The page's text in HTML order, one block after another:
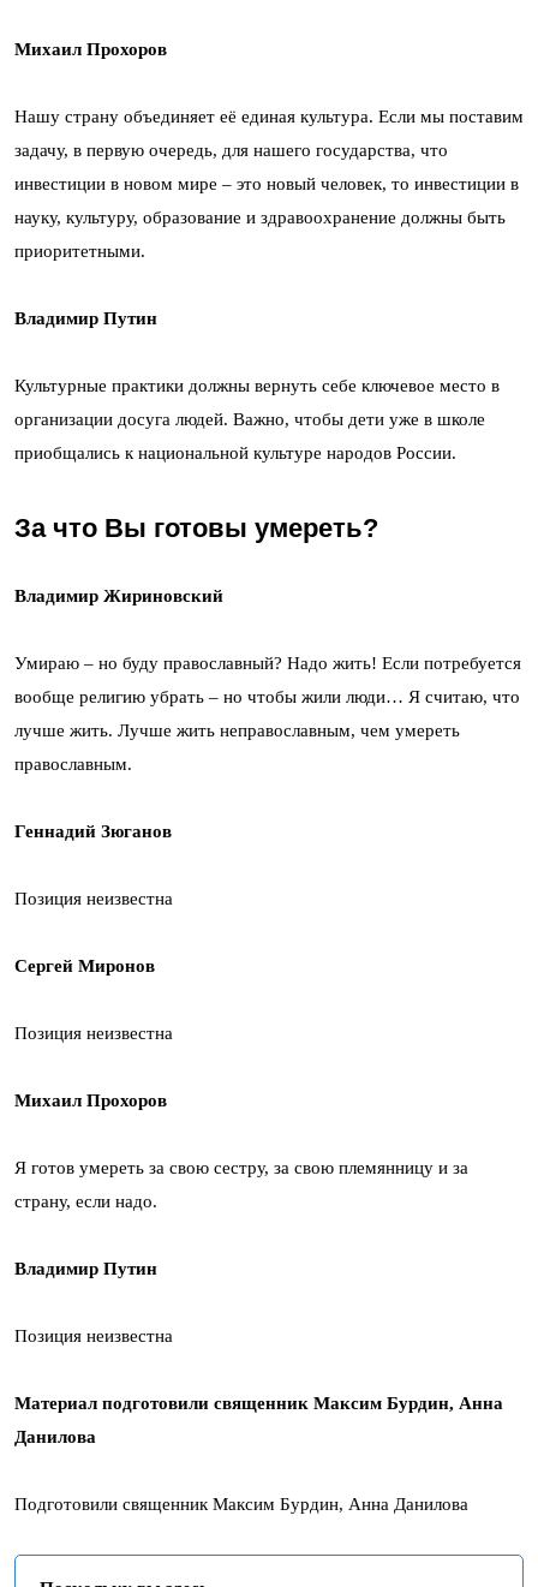
Михаил Прохоров
Нашу страну объединяет её единая культура. Если мы поставим
задачу, в первую очередь, для нашего государства, что
инвестиции в новом мире – это новый человек, то инвестиции в
науку, культуру, образование и здравоохранение должны быть
приоритетными.
Владимир Путин
Культурные практики должны вернуть себе ключевое место в
организации досуга людей. Важно, чтобы дети уже в школе
приобщались к национальной культуре народов России.
За что Вы готовы умереть?
Владимир Жириновский
Умираю – но буду православный? Надо жить! Если потребуется
вообще религию убрать – но чтобы жили люди… Я считаю, что
лучше жить. Лучше жить неправославным, чем умереть
православным.
Геннадий Зюганов
Позиция неизвестна
Сергей Миронов
Позиция неизвестна
Михаил Прохоров
Я готов умереть за свою сестру, за свою племянницу и за
страну, если надо.
Владимир Путин
Позиция неизвестна
Материал подготовили священник Максим Бурдин, Анна
Данилова
Подготовили священник Максим Бурдин, Анна Данилова